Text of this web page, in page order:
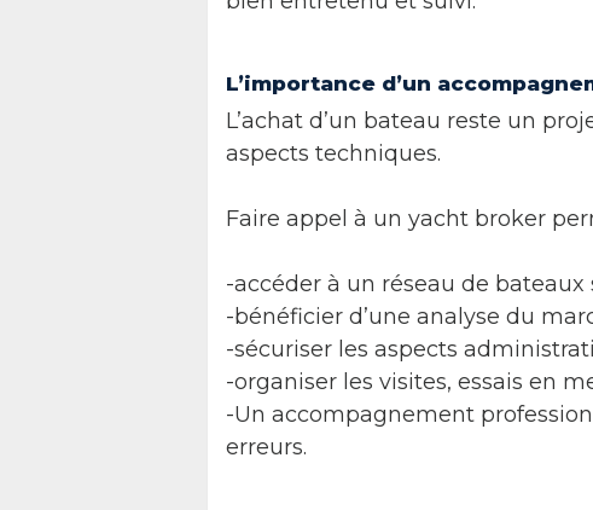
L’importance d’un
L’achat d’un bateau reste un
aspects techniques.
Faire appel à un yacht broker
-accéder à un réseau de
-bénéficier d’une analyse du
-sécuriser les aspects
-organiser les visites, essais en
-Un accompagnement
erreurs.